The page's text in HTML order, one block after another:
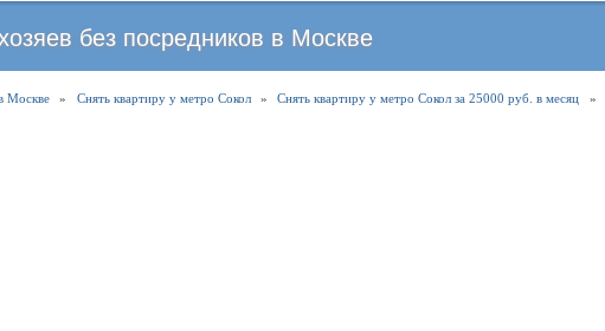
к
основному
содержанию
без посредников в Москве
Москве » Снять квартиру у метро Сокол » Снять квартиру у метро Сокол за 25000 руб. в месяц »